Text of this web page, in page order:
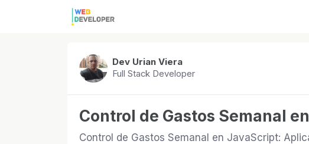
Dev Urian Viera
Full Stack Developer
Control de Gastos Semanal
Control de Gastos Semanal en JavaScript: